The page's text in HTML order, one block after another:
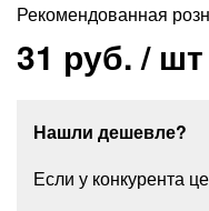
Рекомендованная
31 руб./ шт
Нашли дешевле?
Если у конкурента